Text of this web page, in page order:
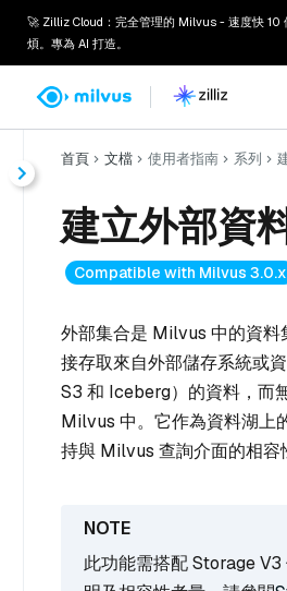
🚀 Zilliz Cloud：完全管理的 Milvus - 速度快 10
煩。專為 AI 打造。
首頁 文檔 使用者指南 系列
建立外部資
Compatible with Milvus 3.0.x
外部集合是 Milvus 中的資料
接存取來自外部儲存系統或
S3 和 Iceberg）的資料，而
Milvus 中。它作為資料湖上
持與 Milvus 查詢介面的相容
此功能需搭配 Storage